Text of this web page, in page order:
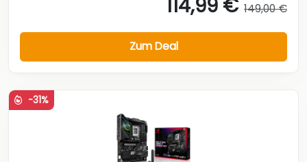
114,99 € 149,00 €
Zum Deal
-31%